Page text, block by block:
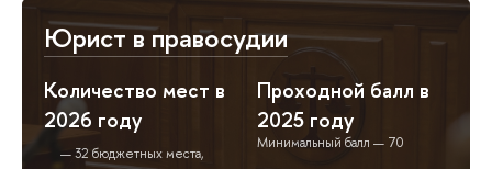
Юрист в правосудии
Количество мест в
2026 году
32 бюджетных места,
Проходной балл в
2025 году
Минимальный балл — 70